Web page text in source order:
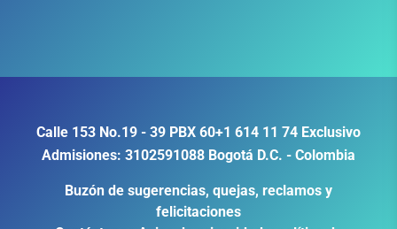
Calle 153 No.19 - 39 PBX 60+1 614 11 74 Exclusivo
Admisiones: 3102591088 Bogotá D.C. - Colombia
Buzón de sugerencias, quejas, reclamos y
felicitaciones